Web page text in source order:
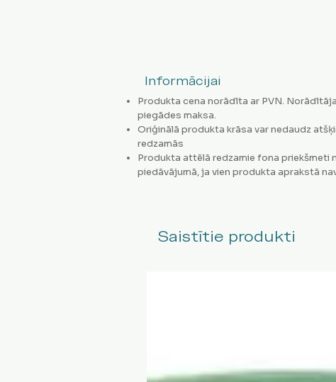
Informācijai
Produkta cena norādīta ar PVN.
piegādes maksa.
Oriģinālā produkta krāsa var nedaudz
redzamās
Produkta attēlā redzamie fona
piedāvājumā, ja vien produkta aprakstā
Saistītie produkti